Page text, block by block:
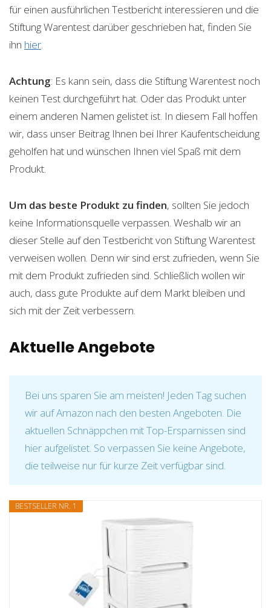
für einen ausführlichen Testbericht interessieren und die
Stiftung Warentest darüber geschrieben hat, finden Sie
ihn hier.
Achtung: Es kann sein, dass die Stiftung Warentest noch
keinen Test durchgeführt hat. Oder das Produkt unter
einem anderen Namen gelistet ist. In diesem Fall hoffen
wir, dass unser Beitrag Ihnen bei Ihrer Kaufentscheidung
geholfen hat und wünschen Ihnen viel Spaß mit dem
Produkt.
Um das beste Produkt zu finden, sollten Sie jedoch
keine Informationsquelle verpassen. Weshalb wir an
dieser Stelle auf den Testbericht von Stiftung Warentest
verweisen wollen. Denn wir sind erst zufrieden, wenn Sie
mit dem Produkt zufrieden sind. Schließlich wollen wir
auch, dass gute Produkte auf dem Markt bleiben und
sich mit der Zeit verbessern.
Aktuelle Angebote
Bei uns sparen Sie am meisten! Jeden Tag suchen
wir auf Amazon nach den besten Angeboten. Die
aktuellen Schnäppchen mit Top-Ersparnissen sind
hier aufgelistet. So verpassen Sie keine Angebote,
die teilweise nur für kurze Zeit verfügbar sind.
BESTSELLER NR. 1